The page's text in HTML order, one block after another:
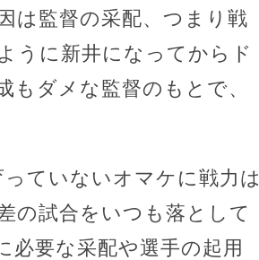
は監督の采配、つまり戦
うに新井になってからド
ダメな監督のもとで、
ていないオマケに戦力は
の試合をいつも落として
必要な采配や選手の起用